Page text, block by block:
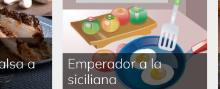
a
Emperador a la
siciliana